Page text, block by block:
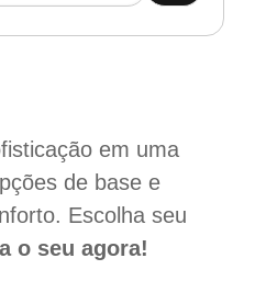
em uma
de base e
Escolha seu
o seu agora!